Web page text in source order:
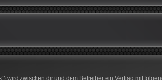
wird zwischen dir und dem Betreiber ein Vertrag mit